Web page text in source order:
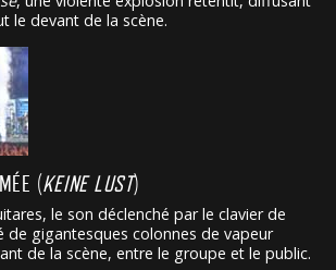
le devant de la scène.
(KEINE LUST)
le son déclenché par le clavier de
de gigantesques colonnes de vapeur
de la scène, entre le groupe et le public.